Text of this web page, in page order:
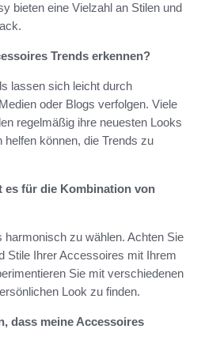
bieten eine Vielzahl an Stilen und
Trends erkennen?
lassen sich leicht durch
oder Blogs verfolgen. Viele
regelmäßig ihre neuesten Looks
helfen können, die Trends zu
es für die Kombination von
zu wählen. Achten Sie
Stile Ihrer Accessoires mit Ihrem
Sie mit verschiedenen
Look zu finden.
dass meine Accessoires